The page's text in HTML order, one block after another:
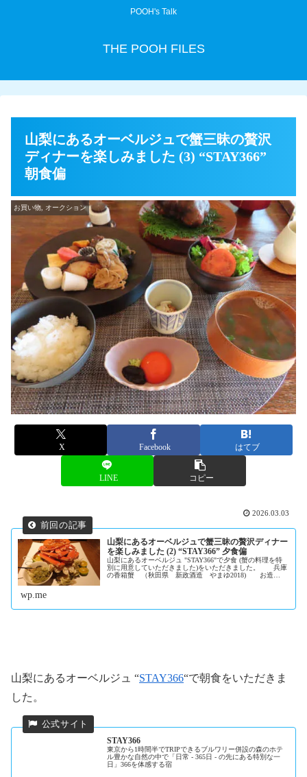
POOH's Talk
THE POOH FILES
山梨にあるオーベルジュで蟹三昧の贅沢
ディナーを楽しみました (3) “STAY366”
朝食偏
お買い物, オークション
X Facebook はてブ
LINE コピー
2026.03.03
山梨にあるオーベルジュで蟹三昧の贅沢ディナー
を楽しみました (2) “STAY366” 夕食偏
山梨にあるオーベルジュ "STAY366"で夕食 (蟹の料理を特
別に用意していただきました)をいただきました。 兵庫
の香箱蟹 （秋田県 新政酒造 やまゆ2018) お造
wp.me
山梨にあるオーベルジュ “STAY366“で朝食をいただきま
した。
STAY366
東京から1時間半でTRIPできるブルワリー併設の森のホテ
ル豊かな自然の中で「日常 - 365日 - の先にある特別な一
日」366を体感する宿